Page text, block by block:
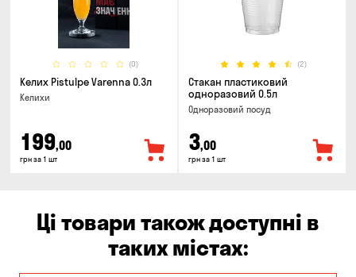
(0)
Келих Pistulpe Varenna 0.3л
Келихи
199,00
грн за 1 шт
(2)
Стакан пластиковий
одноразовий 0.5л
Одноразовий посуд
3,00
грн за 1 шт
Ці товари також доступні в
таких містах: